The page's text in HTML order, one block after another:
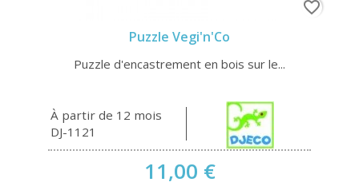
Puzzle Vegi'n'Co
Puzzle d'encastrement en bois sur le...
À partir de 12 mois
DJ-1121
11,00 €
favorite_border